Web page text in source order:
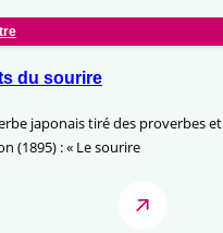
du sourire
japonais tiré des proverbes et
(1895) : « Le sourire